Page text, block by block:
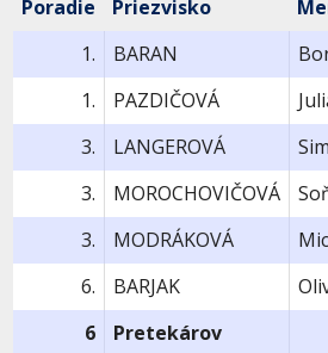
Poradie Priezvisko
1.
BARAN
1.
PAZDIČOVÁ
3.
LANGEROVÁ
3.
MOROCHOVIČOVÁ
3.
MODRÁKOVÁ
6.
BARJAK
6
Pretekárov